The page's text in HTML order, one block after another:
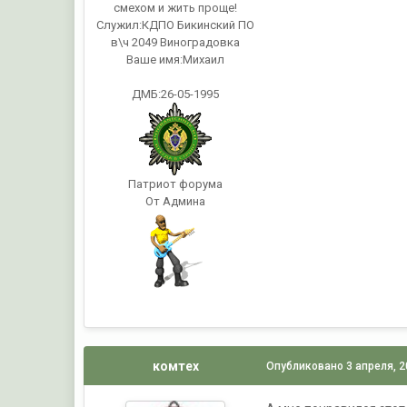
смехом и жить проще!
Служил:КДПО Бикинский ПО
в\ч 2049 Виноградовка
Ваше имя:Михаил
ДМБ:26-05-1995
Патриот форума
От Админа
комтех Опубликовано 3 апреля,